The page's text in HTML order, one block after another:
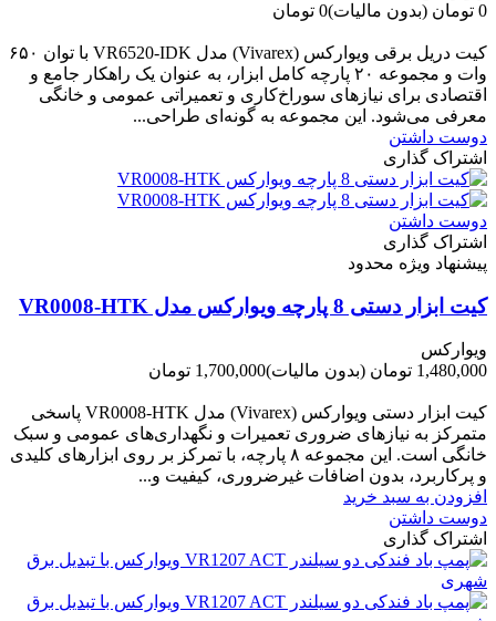
0 تومان
(بدون مالیات)0 تومان
کیت دریل برقی ویوارکس (Vivarex) مدل VR6520-IDK با توان ۶۵۰
وات و مجموعه ۲۰ پارچه کامل ابزار، به عنوان یک راهکار جامع و
اقتصادی برای نیازهای سوراخ‌کاری و تعمیراتی عمومی و خانگی
معرفی می‌شود. این مجموعه به گونه‌ای طراحی...
دوست داشتن
اشتراک گذاری
دوست داشتن
اشتراک گذاری
پیشنهاد ویژه محدود
کیت ابزار دستی 8 پارچه ویوارکس مدل VR0008-HTK
ویوارکس
1,480,000 تومان
(بدون مالیات)1,700,000 تومان
کیت ابزار دستی ویوارکس (Vivarex) مدل VR0008-HTK پاسخی
متمرکز به نیازهای ضروری تعمیرات و نگهداری‌های عمومی و سبک
خانگی است. این مجموعه ۸ پارچه، با تمرکز بر روی ابزارهای کلیدی
و پرکاربرد، بدون اضافات غیرضروری، کیفیت و...
افزودن به سبد خرید
دوست داشتن
اشتراک گذاری